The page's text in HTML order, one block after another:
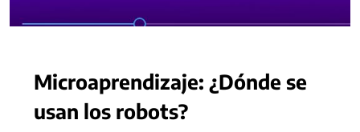
Microaprendizaje: ¿Dónde se
usan los robots?